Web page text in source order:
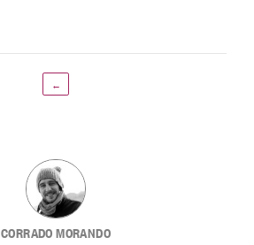
←
CORRADO MORANDO